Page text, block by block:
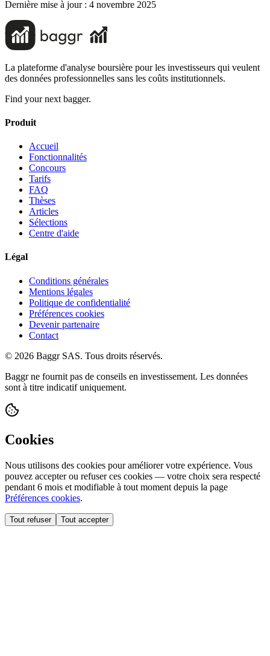
Dernière mise à jour : 4 novembre 2025
La plateforme d'analyse boursière pour les investisseurs qui veulent
des données professionnelles sans les coûts institutionnels.
Find your next bagger.
Produit
Accueil
Fonctionnalités
Concours
Tarifs
FAQ
Thèses
Articles
Sélections
Centre d'aide
Légal
Conditions générales
Mentions légales
Politique de confidentialité
Préférences cookies
Devenir partenaire
Contact
© 2026 Baggr SAS. Tous droits réservés.
Baggr ne fournit pas de conseils en investissement. Les données
sont à titre indicatif uniquement.
Cookies
Nous utilisons des cookies pour améliorer votre expérience. Vous
pouvez accepter ou refuser ces cookies — votre choix sera respecté
pendant 6 mois et modifiable à tout moment depuis la page
Préférences cookies.
Tout refuser Tout accepter